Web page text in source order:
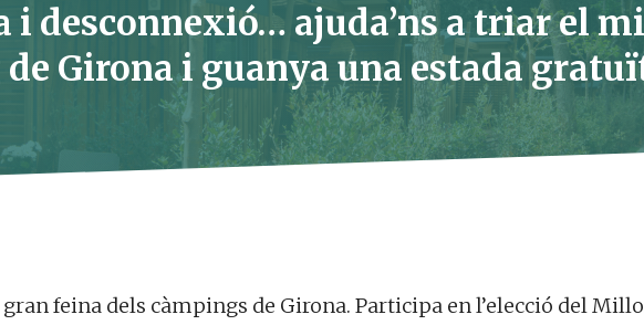
i desconnexió… ajuda’ns a triar el
Girona i guanya una estada
gran feina dels càmpings de Girona. Participa en l’elecció del